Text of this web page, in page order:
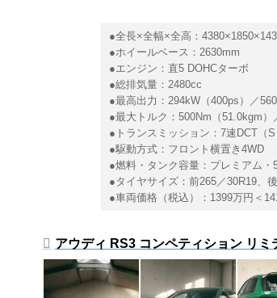
●全長×全幅×全高：
●ホイールベース：2630mm
●エンジン：直5 DOHCターボ
●総排気量：2480cc
●最高出力：294kW（400ps）／
●最大トルク：500Nm（51.0kgm）
●トランスミッション：7速DCT（S
●駆動方式：フロント横置き4WD
●燃料・タンク容量：プレミアム・
●タイヤサイズ：前265／30R19、
●車両価格（税込）：1399万円＜
アウディ RS3 コンペティション リミ